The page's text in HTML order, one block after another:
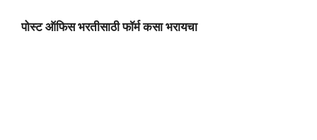
पोस्ट ऑफिस भरतीसाठी फॉर्म कसा भरायचा